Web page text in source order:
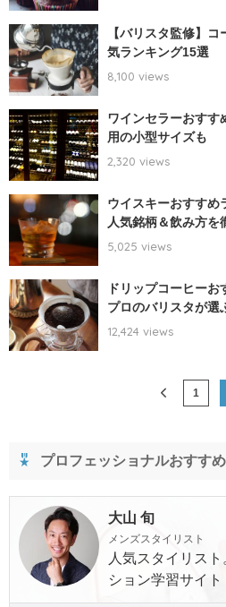
【バリスタ監修】
気ランキング15選
8,100 views
ワインセラーおすす
用の小型サイズも
2,320 views
ウイスキーおすすめ
人気銘柄＆飲み方を
5,025 views
ドリップコーヒーお
プロのバリスタが選
12,424 views
1
プロフェッショナルおすす
大山 旬
メンズスタイリスト
人気スタイリス
ション学習サイト